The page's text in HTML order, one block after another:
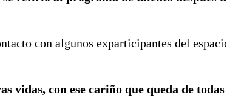
con algunos exparticipantes del
vidas, con ese cariño que queda de